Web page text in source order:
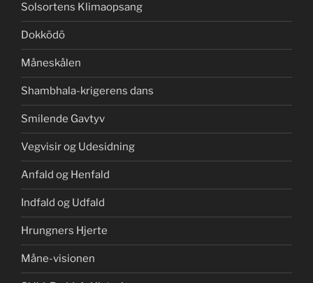
Solsortens Klimaopsang
Dokkōdō
Måneskålen
Shambhala-krigerens dans
Smilende Gavtyv
Vegvisir og Udesidning
Anfald og Henfald
Indfald og Udfald
Hrungners Hjerte
Måne-visionen